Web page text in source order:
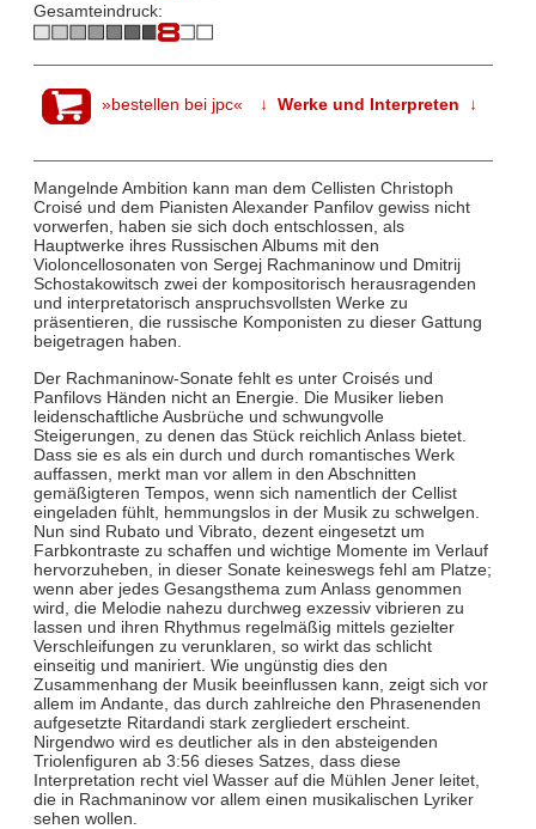
Gesamteindruck:
»bestellen bei jpc« ↓ Werke und Interpreten ↓
Mangelnde Ambition kann man dem Cellisten Christoph
Croisé und dem Pianisten Alexander Panfilov gewiss nicht
vorwerfen, haben sie sich doch entschlossen, als
Hauptwerke ihres Russischen Albums mit den
Violoncellosonaten von Sergej Rachmaninow und Dmitrij
Schostakowitsch zwei der kompositorisch herausragenden
und interpretatorisch anspruchsvollsten Werke zu
präsentieren, die russische Komponisten zu dieser Gattung
beigetragen haben.
Der Rachmaninow-Sonate fehlt es unter Croisés und
Panfilovs Händen nicht an Energie. Die Musiker lieben
leidenschaftliche Ausbrüche und schwungvolle
Steigerungen, zu denen das Stück reichlich Anlass bietet.
Dass sie es als ein durch und durch romantisches Werk
auffassen, merkt man vor allem in den Abschnitten
gemäßigteren Tempos, wenn sich namentlich der Cellist
eingeladen fühlt, hemmungslos in der Musik zu schwelgen.
Nun sind Rubato und Vibrato, dezent eingesetzt um
Farbkontraste zu schaffen und wichtige Momente im Verlauf
hervorzuheben, in dieser Sonate keineswegs fehl am Platze;
wenn aber jedes Gesangsthema zum Anlass genommen
wird, die Melodie nahezu durchweg exzessiv vibrieren zu
lassen und ihren Rhythmus regelmäßig mittels gezielter
Verschleifungen zu verunklaren, so wirkt das schlicht
einseitig und maniriert. Wie ungünstig dies den
Zusammenhang der Musik beeinflussen kann, zeigt sich vor
allem im Andante, das durch zahlreiche den Phrasenenden
aufgesetzte Ritardandi stark zergliedert erscheint.
Nirgendwo wird es deutlicher als in den absteigenden
Triolenfiguren ab 3:56 dieses Satzes, dass diese
Interpretation recht viel Wasser auf die Mühlen Jener leitet,
die in Rachmaninow vor allem einen musikalischen Lyriker
sehen wollen.